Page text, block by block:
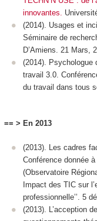
innovantes.
(2014). Usages et
Séminaire de
D’Amiens. 21 Mars,
(2014). Psychologue
travail 3.0.
du travail dans tous
== > En 2013
(2013). Les cadres
Conférence donnée
(Observatoire
Impact des TIC sur
professionnelle’’. 5
(2013). L’acception